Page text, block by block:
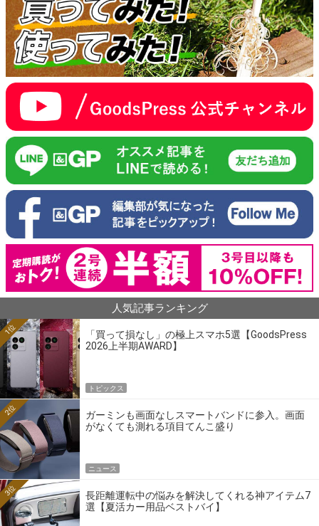
人気記事ランキング
「買って損なし」の極上スマホ5選【GoodsPress
2026上半期AWARD】
1位
トピックス
ガーミンも画面なしスマートバンドに参入。画面
がなくても測れる項目てんこ盛り
2位
ニュース
長距離運転中の悩みを解決してくれる神アイテム7
選【夏活カー用品ベストバイ】
3位